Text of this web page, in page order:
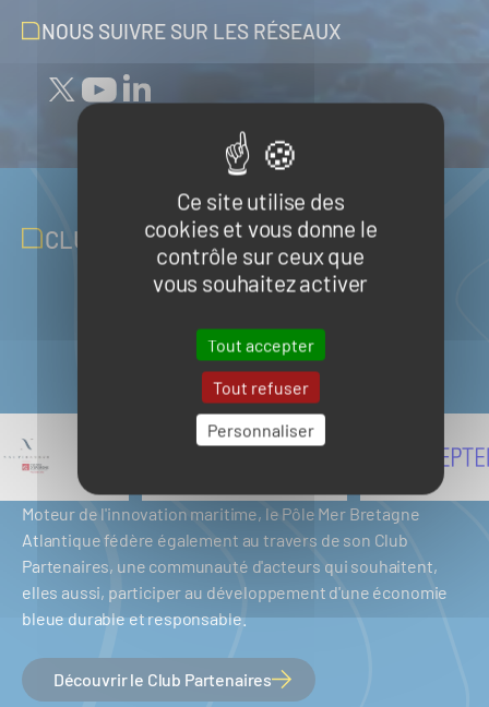
Ce site utilise des
cookies et vous donne le
contrôle sur ceux que
vous souhaitez activer
Tout accepter
Tout refuser
Personnaliser
NOUS SUIVRE SUR LES RÉSEAUX
CLUB PARTENAIRES
Moteur de l'innovation maritime, le Pôle Mer Bretagne
Atlantique fédère également au travers de son Club
Partenaires, une communauté d'acteurs qui souhaitent,
elles aussi, participer au développement d'une économie
bleue durable et responsable.
Découvrir le Club Partenaires